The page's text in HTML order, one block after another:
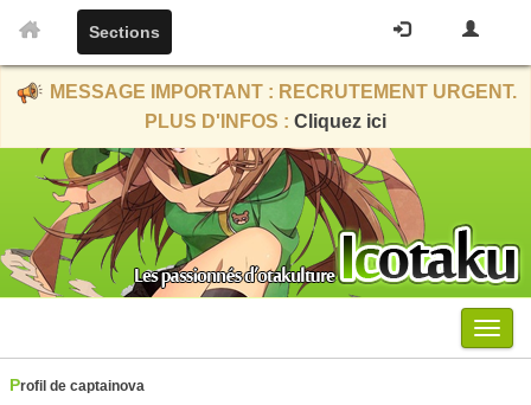
Sections
MESSAGE IMPORTANT : RECRUTEMENT URGENT.
PLUS D'INFOS : Cliquez ici
Menu
Profil de captainova